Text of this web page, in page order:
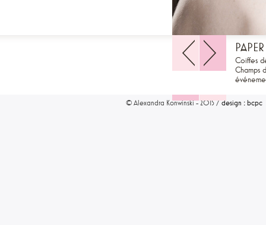
© Alexandra Konwinski - 2015 / design : bcpc
Coiffes
Champs
1 2